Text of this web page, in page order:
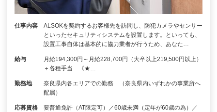
仕事内容
ALSOKを契約するお客様先を訪問し、防犯カメラやセンサー
といったセキュリティシステムを設置します。といっても、
設置工事自体は基本的に協力業者が行うため、あなた…
給与
月給194,300円～月給228,700円（大卒以上219,500円以上）
＋各種手当 《★…
勤務地
奈良県内各エリアでの勤務 （奈良県内いずれかの事業所へ
配属）
応募資格
要普通免許（AT限定可）／60歳未満（定年が60歳の為）／